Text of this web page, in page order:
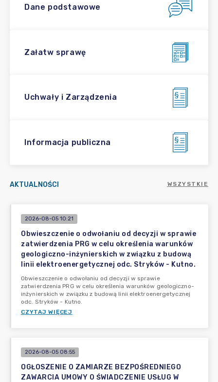
Dane podstawowe
Załatw sprawę
Uchwały i Zarządzenia
Informacja publiczna
AKTUALNOŚCI WSZYSTKIE
2026-08-05 10:21
Obwieszczenie o odwołaniu od decyzji w sprawie
zatwierdzenia PRG w celu określenia warunków
geologiczno-inżynierskich w związku z budową
linii elektroenergetycznej odc. Stryków - Kutno.
Obwieszczenie o odwołaniu od decyzji w sprawie
zatwierdzenia PRG w celu określenia warunków geologiczno-
inżynierskich w związku z budową linii elektroenergetycznej
odc. Stryków - Kutno.
CZYTAJ WIĘCEJ
2026-08-05 08:55
OGŁOSZENIE O ZAMIARZE BEZPOŚREDNIEGO
ZAWARCIA UMOWY O ŚWIADCZENIE USŁUG W